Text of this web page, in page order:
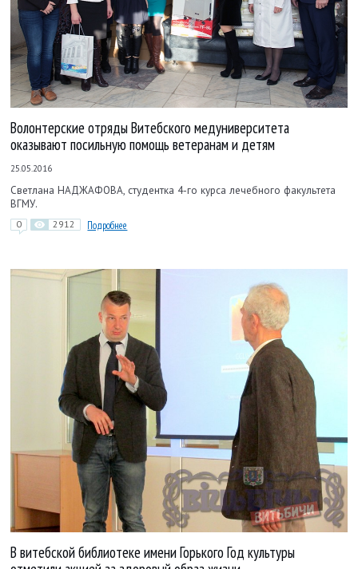
Волонтерские отряды Витебского медуниверситета
оказывают посильную помощь ветеранам и детям
25.05.2016
Светлана НАДЖАФОВА, студентка 4-го курса лечебного факультета
ВГМУ.
0 2912 Подробнее
В витебской библиотеке имени Горького Год культуры